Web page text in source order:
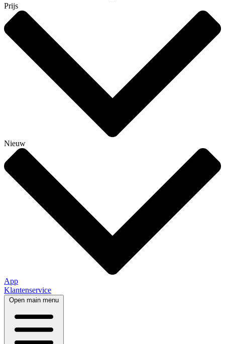
Prijs
Nieuw
App
Klantenservice
Open main menu